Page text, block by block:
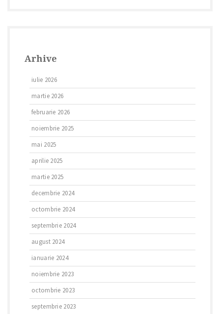
Arhive
iulie 2026
martie 2026
februarie 2026
noiembrie 2025
mai 2025
aprilie 2025
martie 2025
decembrie 2024
octombrie 2024
septembrie 2024
august 2024
ianuarie 2024
noiembrie 2023
octombrie 2023
septembrie 2023